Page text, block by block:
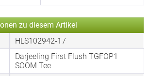
zu diesem Artikel
HLS102942-17
Darjeeling First Flush TGFOP1
SOOM Tee